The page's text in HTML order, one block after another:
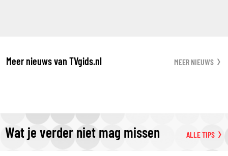
Meer nieuws van TVgids.nl MEER NIEUWS
Wat je verder niet mag missen ALLE TIPS